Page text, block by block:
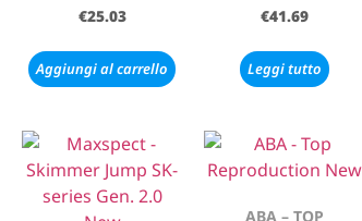
€25.03
Aggiungi al carrello
€41.69
Leggi tutto
ABA – TOP